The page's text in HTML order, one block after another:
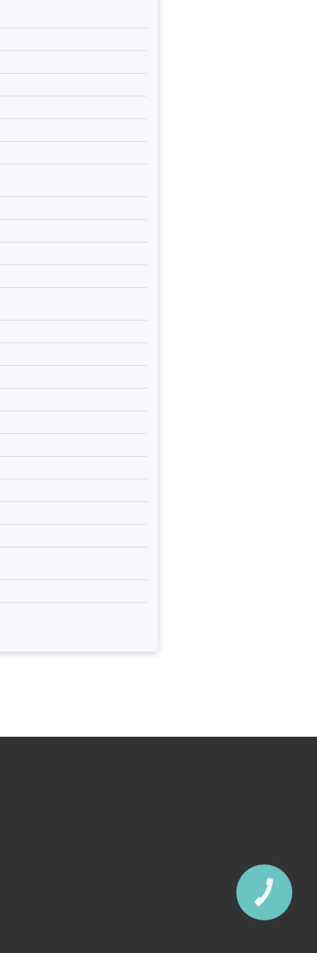
КНОПКА
ЗВ'ЯЗКУ